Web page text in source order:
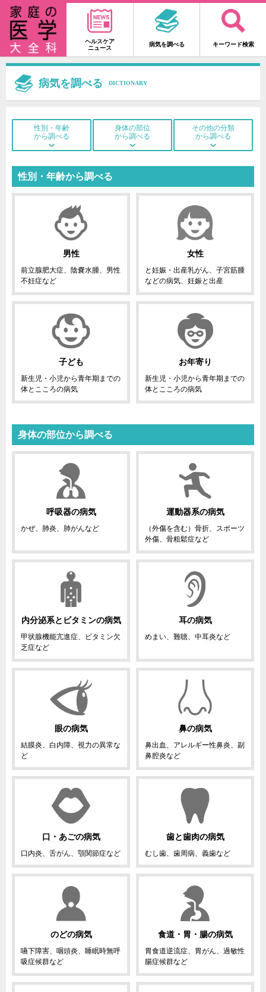
ヘルスケア
ニュース
病気を調べる キーワード検索
病気を調べる DICTIONARY
性別・年齢
から調べる
身体の部位
から調べる
その他の分類
から調べる
性別・年齢から調べる
男性
前立腺肥大症、陰嚢水腫、男性
不妊症など
女性
と妊娠・出産乳がん、子宮筋腫
などの病気、妊娠と出産
子ども
新生児・小児から青年期までの
体とこころの病気
お年寄り
新生児・小児から青年期までの
体とこころの病気
身体の部位から調べる
呼吸器の病気
かぜ、肺炎、肺がんなど
運動器系の病気
（外傷を含む）骨折、スポーツ
外傷、骨粗鬆症など
内分泌系とビタミンの病気
甲状腺機能亢進症、ビタミン欠
乏症など
耳の病気
めまい、難聴、中耳炎など
眼の病気
結膜炎、白内障、視力の異常な
ど
鼻の病気
鼻出血、アレルギー性鼻炎、副
鼻腔炎など
口・あごの病気
口内炎、舌がん、顎関節症など
歯と歯肉の病気
むし歯、歯周病、義歯など
のどの病気
嚥下障害、咽頭炎、睡眠時無呼
吸症候群など
食道・胃・腸の病気
胃食道逆流症、胃がん、過敏性
腸症候群など